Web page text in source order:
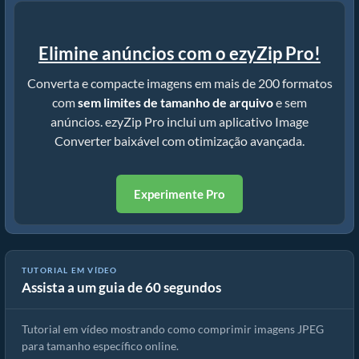
Elimine anúncios com o ezyZip Pro!
Converta e compacte imagens em mais de 200 formatos
comsem limites de tamanho de arquivoe sem
anúncios. ezyZip Pro inclui um aplicativo Image
Converter baixável com otimização avançada.
Experimente Pro
TUTORIAL EM VÍDEO
Assista a um guia de 60 segundos
🖼 Como Comprimir JPEG para 200kb
Tutorial em vídeo mostrando como comprimir imagens JPEG
para tamanho específico online.